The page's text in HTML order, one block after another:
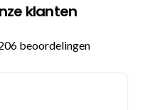
klanten
beoordelingen